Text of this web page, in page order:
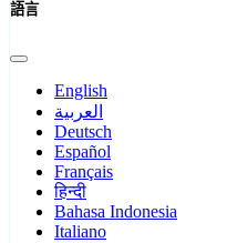
語言
English
العربية
Deutsch
Español
Français
हिन्दी
Bahasa Indonesia
Italiano